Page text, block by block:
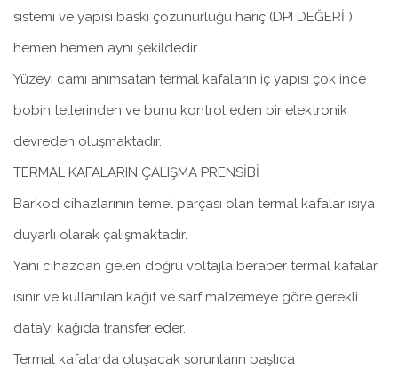
sistemi ve yapısı baskı çözünürlüğü hariç (DPI DEĞERİ )
hemen hemen aynı şekildedir.
Yüzeyi camı anımsatan termal kafaların iç yapısı çok ince
bobin tellerinden ve bunu kontrol eden bir elektronik
devreden oluşmaktadır.
TERMAL KAFALARIN ÇALIŞMA PRENSİBİ
Barkod cihazlarının temel parçası olan termal kafalar ısıya
duyarlı olarak çalışmaktadır.
Yani cihazdan gelen doğru voltajla beraber termal kafalar
ısınır ve kullanılan kağıt ve sarf malzemeye göre gerekli
data’yı kağıda transfer eder.
Termal kafalarda oluşacak sorunların başlıca